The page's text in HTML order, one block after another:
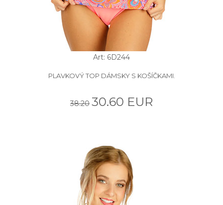
Art: 6D244
PLAVKOVÝ TOP DÁMSKY S KOŠÍČKAMI.
38.20 30.60 EUR